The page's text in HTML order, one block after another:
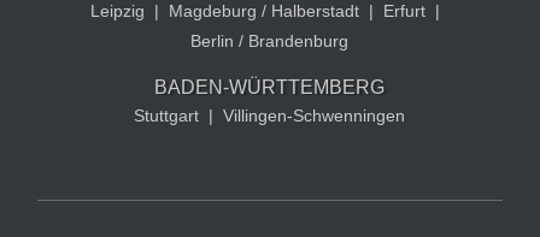
Leipzig | Magdeburg / Halberstadt | Erfurt |
Berlin / Brandenburg
BADEN-WÜRTTEMBERG
Stuttgart | Villingen-Schwenningen